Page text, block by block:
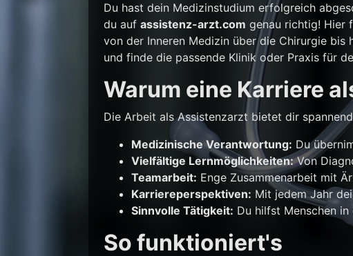
Du hast dein Medizinstudium erfolgreich
du aufassistenz-arzt.com genau richtig! Hier
von der Inneren Medizin über die Chirurgie
und finde die passende Klinik oder Praxis für
Warum eine Karriere
Die Arbeit als Assistenzarzt bietet dir
Medizinische Verantwortung: Du
Vielfältige Lernmöglichkeiten:Von
Teamarbeit: Enge Zusammenarbeit mit
Karriereperspektiven: Mit jedem Jahr
Sinnvolle Tätigkeit: Du hilfst Menschen
So funktioniert's